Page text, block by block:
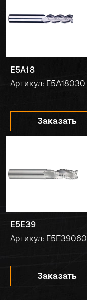
E5A18
Артикул: E5A18030
Заказать
E5E39
Артикул: E5E39060
Заказать